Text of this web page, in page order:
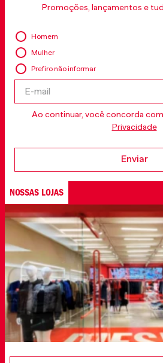
Promoções, lançamentos e
Homem
Mulher
Prefiro não informar
Ao continuar, você concorda com
Privacidade
Enviar
NOSSAS LOJAS